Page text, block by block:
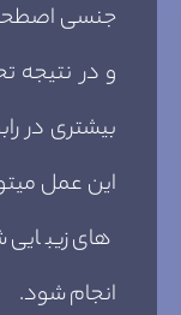
جنسی
و در نتیجه
بیشتری در
این عمل
های زیبایی
انجام شود.